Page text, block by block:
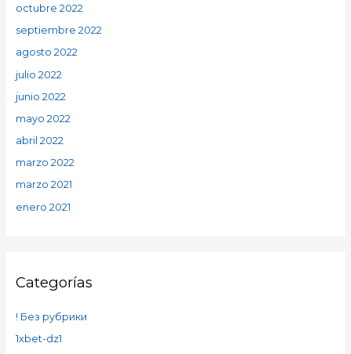
octubre 2022
septiembre 2022
agosto 2022
julio 2022
junio 2022
mayo 2022
abril 2022
marzo 2022
marzo 2021
enero 2021
Categorías
! Без рубрики
1xbet-dz1